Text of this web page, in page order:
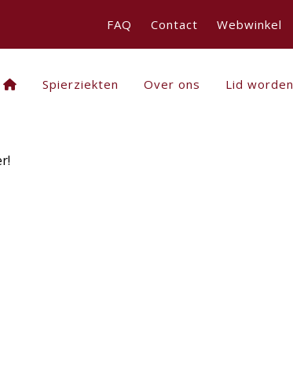
FAQ Contact Webwinkel
Spierziekten Over ons Lid worden